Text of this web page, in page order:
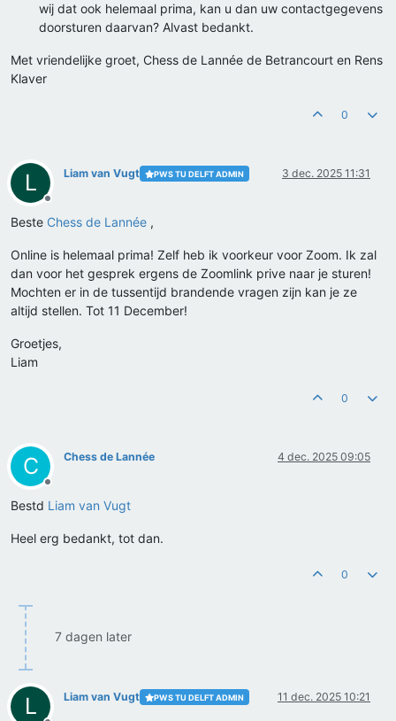
wij dat ook helemaal prima, kan u dan uw contactgegevens
doorsturen daarvan? Alvast bedankt.
Met vriendelijke groet, Chess de Lannée de Betrancourt en Rens
Klaver
0
L
Offline
Liam van Vugt PWS TU DELFT ADMIN 3 dec. 2025 11:31
Beste Chess de Lannée ,
Online is helemaal prima! Zelf heb ik voorkeur voor Zoom. Ik zal
dan voor het gesprek ergens de Zoomlink prive naar je sturen!
Mochten er in de tussentijd brandende vragen zijn kan je ze
altijd stellen. Tot 11 December!
Groetjes,
Liam
0
C
Offline
Chess de Lannée 4 dec. 2025 09:05
Bestd Liam van Vugt
Heel erg bedankt, tot dan.
0
7 dagen later
L Liam van Vugt PWS TU DELFT ADMIN 11 dec. 2025 10:21